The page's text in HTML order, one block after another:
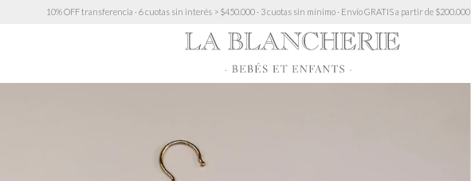
10% OFF transferencia · 6 cuotas sin interés > $450.000 · 3 cuotas sin mínimo · Envío GRATIS a partir de $200.000 (excepto